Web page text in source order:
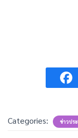
Categories: ข่าวปร